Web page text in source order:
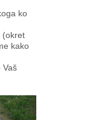
ko
(okret
kako
Vaš